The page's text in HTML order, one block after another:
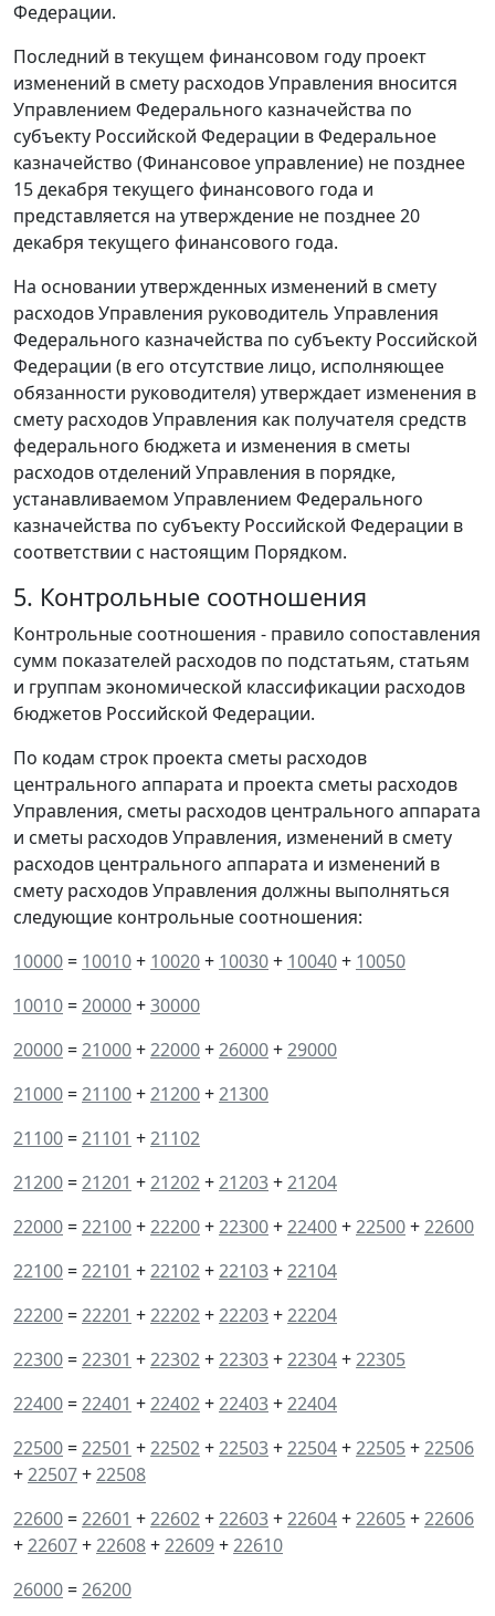
Федерации.
Последний в текущем финансовом году проект
изменений в смету расходов Управления вносится
Управлением Федерального казначейства по
субъекту Российской Федерации в Федеральное
казначейство (Финансовое управление) не позднее
15 декабря текущего финансового года и
представляется на утверждение не позднее 20
декабря текущего финансового года.
На основании утвержденных изменений в смету
расходов Управления руководитель Управления
Федерального казначейства по субъекту Российской
Федерации (в его отсутствие лицо, исполняющее
обязанности руководителя) утверждает изменения в
смету расходов Управления как получателя средств
федерального бюджета и изменения в сметы
расходов отделений Управления в порядке,
устанавливаемом Управлением Федерального
казначейства по субъекту Российской Федерации в
соответствии с настоящим Порядком.
5. Контрольные соотношения
Контрольные соотношения - правило сопоставления
сумм показателей расходов по подстатьям, статьям
и группам экономической классификации расходов
бюджетов Российской Федерации.
По кодам строк проекта сметы расходов
центрального аппарата и проекта сметы расходов
Управления, сметы расходов центрального аппарата
и сметы расходов Управления, изменений в смету
расходов центрального аппарата и изменений в
смету расходов Управления должны выполняться
следующие контрольные соотношения:
10000= 10010+ 10020+ 10030+ 10040+ 10050
10010=20000+30000
20000=21000+22000+26000+29000
21000=21100+21200+21300
21100=21101 +21102
21200=21201 +21202+21203+21204
22000=22100+22200+22300+22400+22500+22600
22100=22101 +22102+22103+22104
22200=22201 +22202+22203+22204
22300=22301 +22302+22303+22304+22305
22400=22401 +22402+22403+22404
22500=22501 +22502+22503+22504+22505+22506
+22507+22508
22600=22601 +22602+22603+22604+22605+22606
+22607+22608+22609+22610
26000=26200